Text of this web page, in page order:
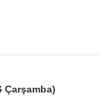
Çarşamba)